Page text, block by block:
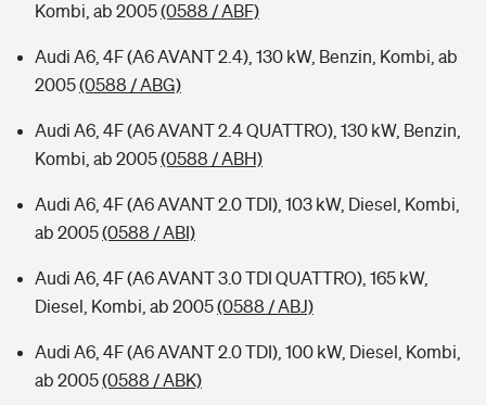
Kombi, ab 2005(0588 / ABF)
Audi A6, 4F (A6 AVANT 2.4), 130 kW, Benzin, Kombi, ab
2005(0588 / ABG)
Audi A6, 4F (A6 AVANT 2.4 QUATTRO), 130 kW, Benzin,
Kombi, ab 2005(0588 / ABH)
Audi A6, 4F (A6 AVANT 2.0 TDI), 103 kW, Diesel, Kombi,
ab 2005(0588 / ABI)
Audi A6, 4F (A6 AVANT 3.0 TDI QUATTRO), 165 kW,
Diesel, Kombi, ab 2005(0588 / ABJ)
Audi A6, 4F (A6 AVANT 2.0 TDI), 100 kW, Diesel, Kombi,
ab 2005(0588 / ABK)